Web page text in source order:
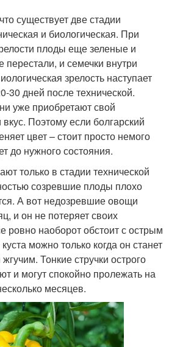
существует две стадии
и биологическая. При
плоды еще зеленые и
и семечки внутри
зрелость наступает
30 дней после технической.
уже приобретают свой
Поэтому если болгарский
цвет – стоит просто немого
до нужного состояния.
только в стадии технической
созревшие плоды плохо
А вот недозревшие овощи
и он не потеряет своих
ровно наоборот обстоит с острым
можно только когда он станет
Тонкие стручки острого
и могут спокойно пролежать на
месяцев.